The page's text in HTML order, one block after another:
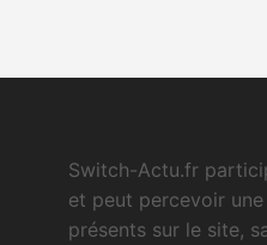
Switch-Actu.fr
et peut percevoir
présents sur le site,